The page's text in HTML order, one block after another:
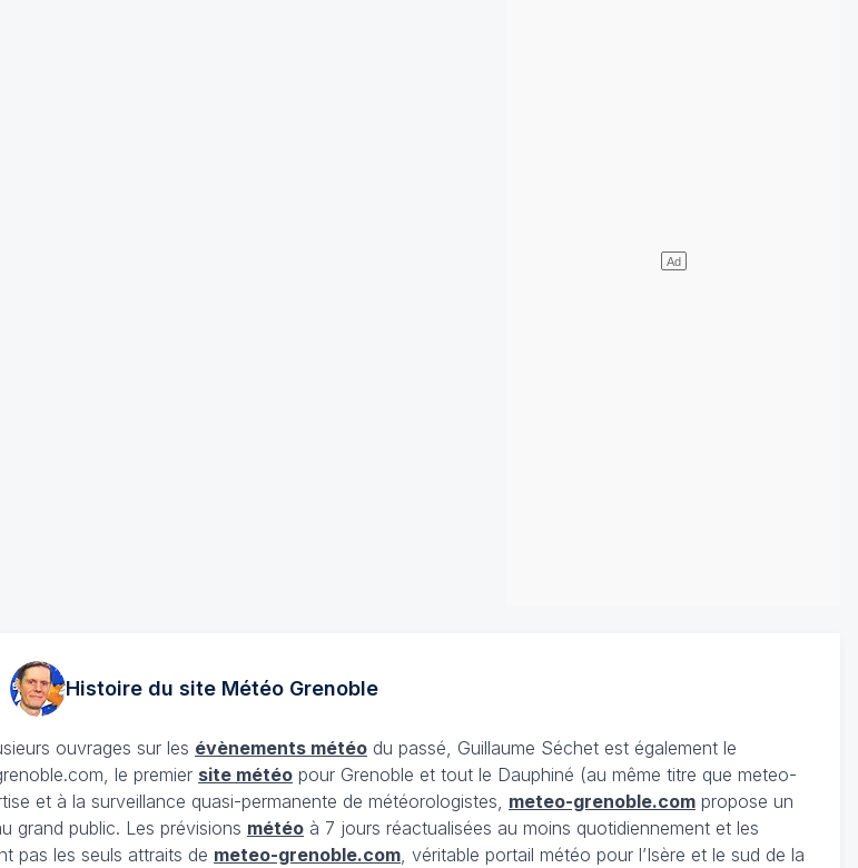
Histoire du site MétéoGrenoble
ouvrages sur les évènements météo du passé, Guillaume Séchet est également le
le premier site météo pour Grenoble et tout le Dauphiné (au même titre que meteo-
et à la surveillance quasi-permanente de météorologistes, meteo-grenoble.com propose un
grand public. Les prévisions météo à 7 jours réactualisées au moins quotidiennement et les
pas les seuls attraits de meteo-grenoble.com , véritable portail météo pour l’Isère et le sud de la